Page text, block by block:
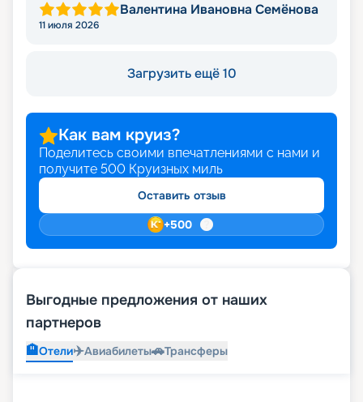
Валентина Ивановна Семёнова
11 июля 2026
Загрузить ещё 10
Как вам круиз?
Поделитесь своими впечатлениями с нами и
получите 500 Круизных миль
Оставить отзыв
+500
Выгодные предложения от наших
партнеров
🏨Отели✈️Авиабилеты🚗Трансферы